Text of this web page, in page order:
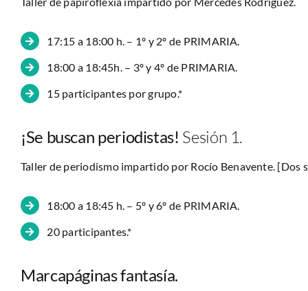
17:15 a 18:00 h. – 1º y 2º de PRIMARIA.
18:00 a 18:45h. – 3º y 4º de PRIMARIA.
15 participantes por grupo.*
¡Se buscan periodistas! Sesión 1.
Taller de periodismo impartido por Rocío Benavente. [Dos
18:00 a 18:45 h. – 5º y 6º de PRIMARIA.
20 participantes.*
Marcapáginas fantasía.